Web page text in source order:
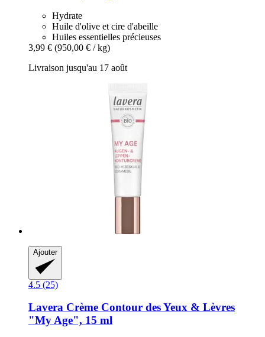
Hydrate
Huile d'olive et cire d'abeille
Huiles essentielles précieuses
3,99 € (950,00 € / kg)
Livraison jusqu'au 17 août
Ajouter
4.5 (25)
Lavera Crème Contour des Yeux & Lèvres
"My Age", 15 ml